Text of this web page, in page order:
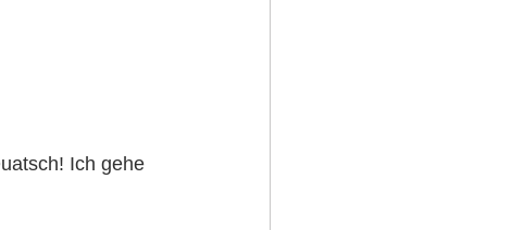
Ich gehe